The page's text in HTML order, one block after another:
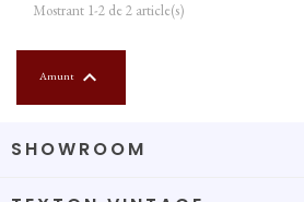
Mostrant 1-2 de 2 article(s)
Amunt 
SHOWROOM